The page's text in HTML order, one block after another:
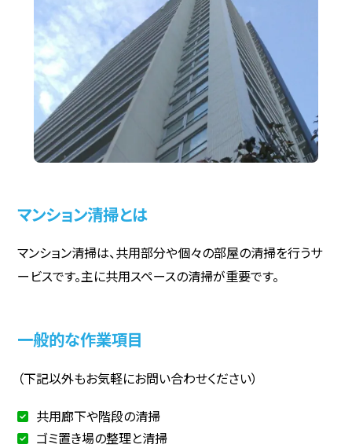
マンション清掃とは
マンション清掃は、共用部分や個々の部屋の清掃を行うサ
ービスです。主に共用スペースの清掃が重要です。
一般的な作業項目
（下記以外もお気軽にお問い合わせください）
共用廊下や階段の清掃
ゴミ置き場の整理と清掃